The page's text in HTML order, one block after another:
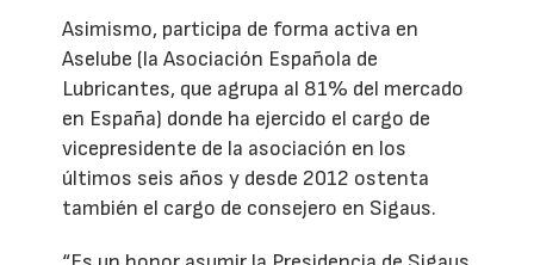
Asimismo, participa de forma activa en
Aselube (la Asociación Española de
Lubricantes, que agrupa al 81% del mercado
en España) donde ha ejercido el cargo de
vicepresidente de la asociación en los
últimos seis años y desde 2012 ostenta
también el cargo de consejero en Sigaus.